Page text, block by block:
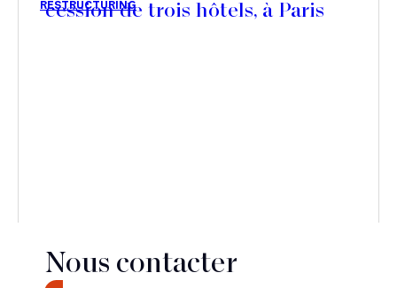
Article
cession de trois hôtels, à Paris
Nous contacter